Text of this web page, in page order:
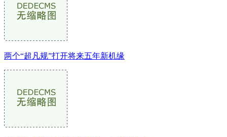
两个“超凡规”打开将来五年新机缘